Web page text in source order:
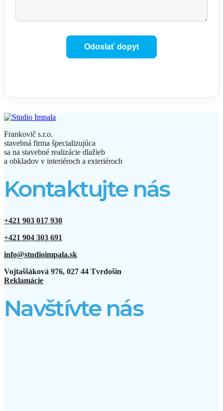
Frankovič s.r.o.
stavebná firma špecializujúca
sa na stavebné realizácie dlažieb
a obkladov v interiéroch a exteriéroch
Kontaktujte nás
+421 903 017 930
+421 904 303 691
info@studioimpala.sk
Vojtaššáková 976, 027 44 Tvrdošín
Reklamácie
Navštívte nás